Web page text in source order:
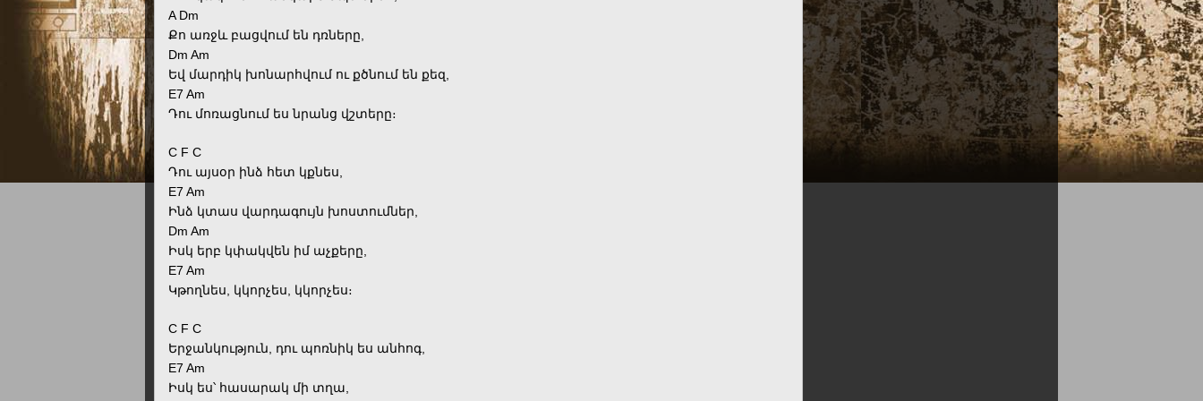
A Dm
Քո առջև բացվում են դռները,
Dm Am
Եվ մարդիկ խոնարհվում ու քծնում են քեզ,
E7 Am
Դու մոռացնում ես նրանց վշտերը։
C F C
Դու այսօր ինձ հետ կքնես,
E7 Am
Ինձ կտաս վարդագույն խոստումներ,
Dm Am
Իսկ երբ կփակվեն իմ աչքերը,
E7 Am
Կթողնես, կկորչես, կկորչես։
C F C
Երջանկություն, դու պոռնիկ ես անհոգ,
E7 Am
Իսկ ես՝ հասարակ մի տղա,